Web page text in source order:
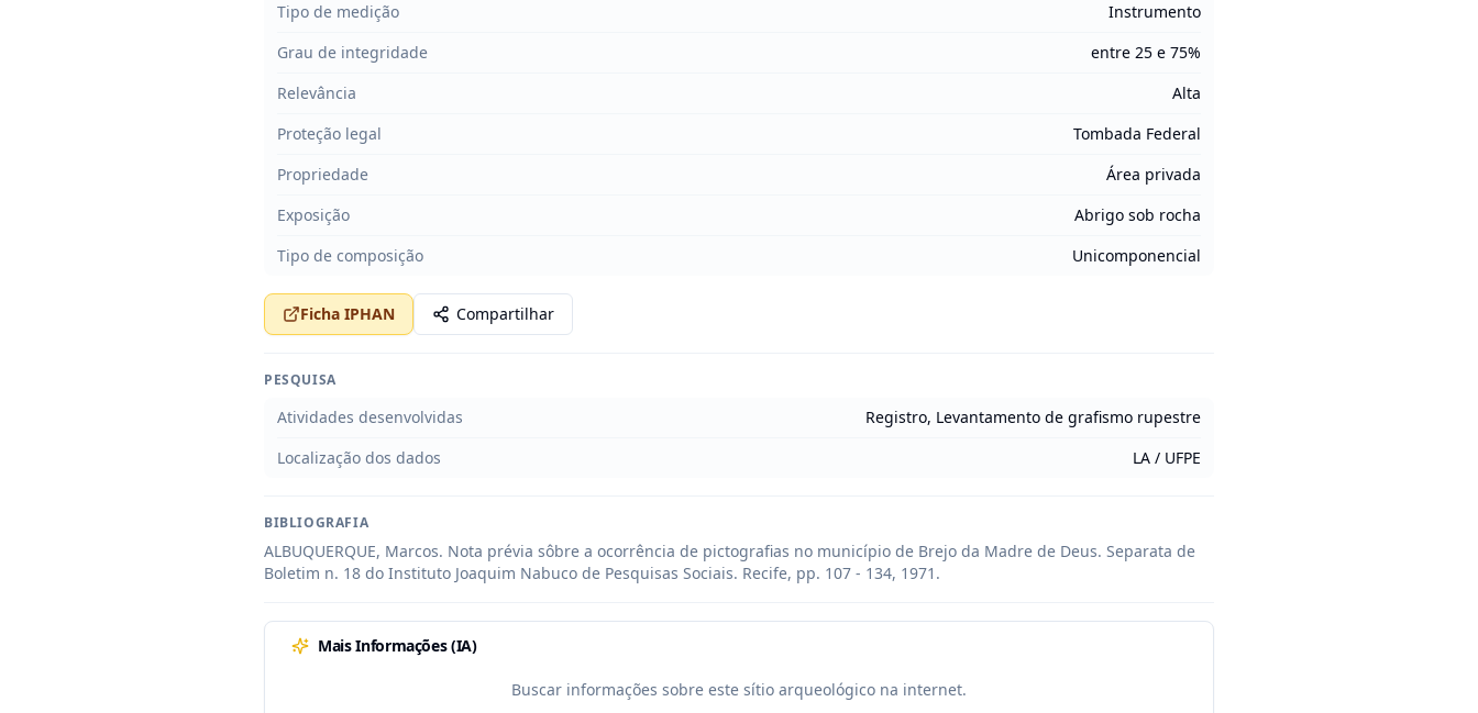
Tipo de medição
Instrumento
Grau de integridade
entre 25 e 75%
Relevância
Alta
Proteção legal
Tombada Federal
Propriedade
Área privada
Exposição
Abrigo sob rocha
Tipo de composição
Unicomponencial
Ficha IPHAN Compartilhar
PESQUISA
Atividades desenvolvidas
Registro, Levantamento de grafismo rupestre
Localização dos dados
LA / UFPE
BIBLIOGRAFIA
ALBUQUERQUE, Marcos. Nota prévia sôbre a ocorrência de pictografias no município de Brejo da Madre de Deus. Separata de
Boletim n. 18 do Instituto Joaquim Nabuco de Pesquisas Sociais. Recife, pp. 107 - 134, 1971.
Mais Informações (IA)
Buscar informações sobre este sítio arqueológico na internet.